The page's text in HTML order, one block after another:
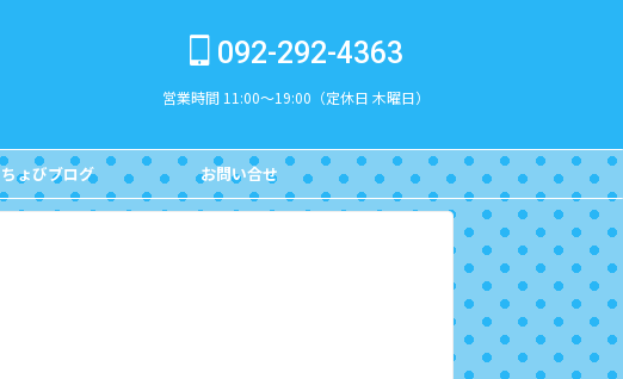
092-292-4363
営業時間 11:00～19:00（定休日 木曜日）
ちょびブログ お問い合せ